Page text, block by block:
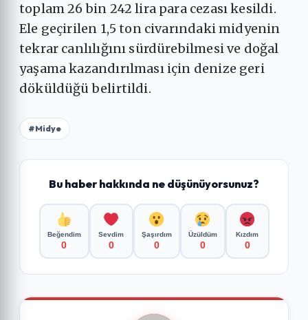
toplam 26 bin 242 lira para cezası kesildi.
Ele geçirilen 1,5 ton civarındaki midyenin
tekrar canlılığını sürdürebilmesi ve doğal
yaşama kazandırılması için denize geri
döküldüğü belirtildi.
#Midye
Bu haber hakkında ne düşünüyorsunuz?
Beğendim
0
Sevdim
0
Şaşırdım
0
Üzüldüm
0
Kızdım
0